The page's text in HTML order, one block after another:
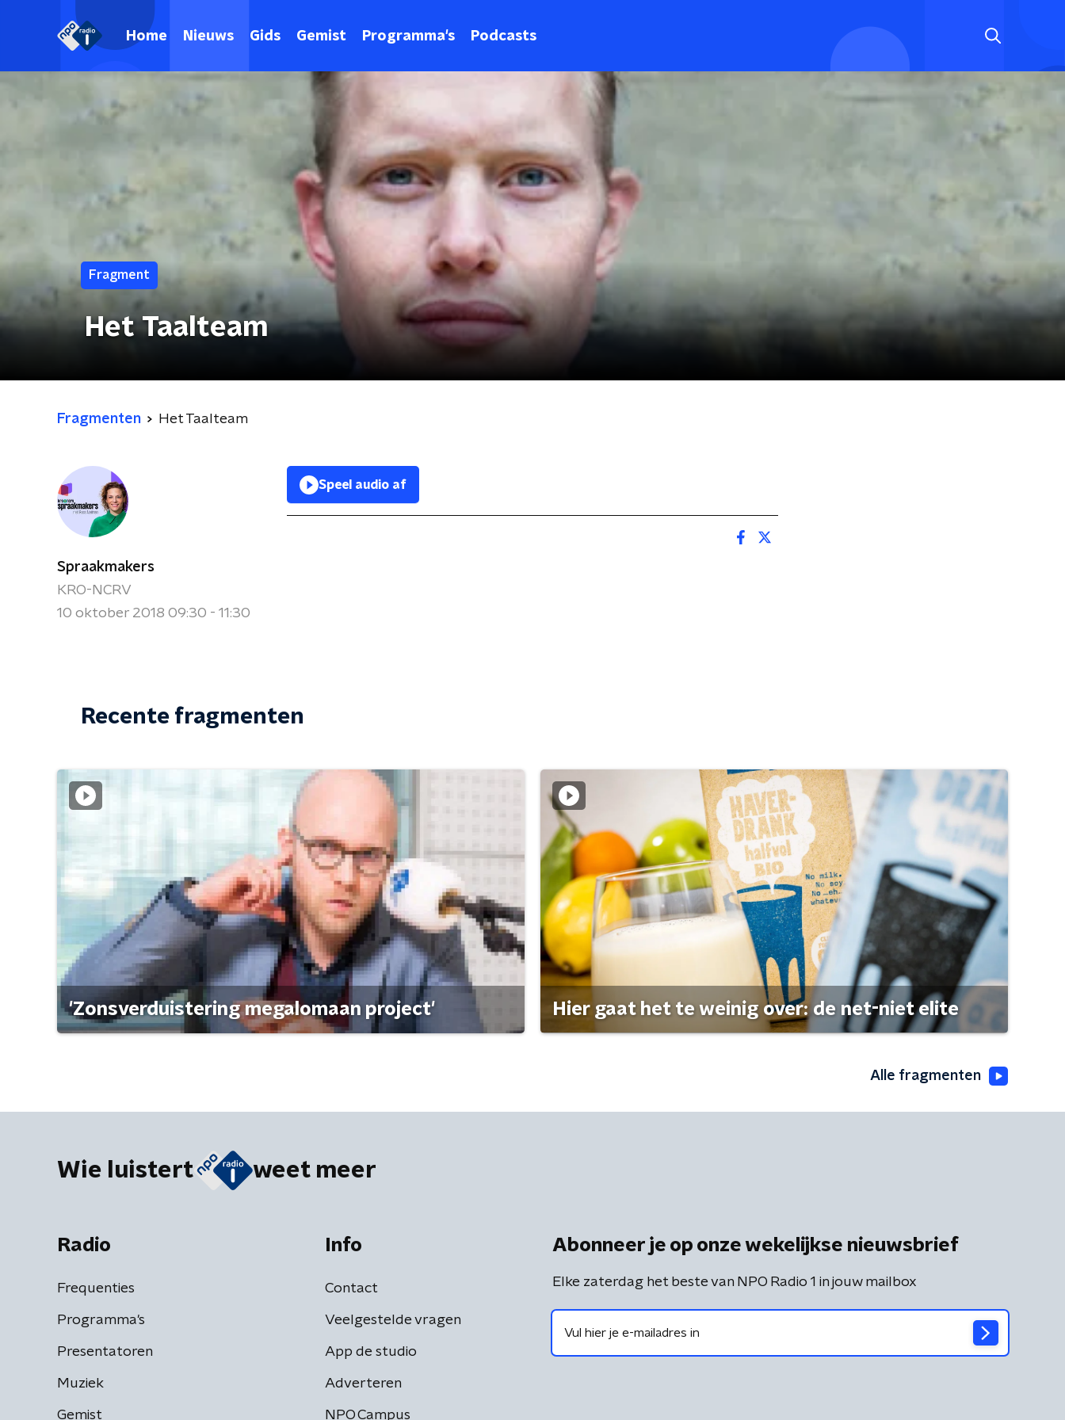
Home Nieuws Gids Gemist Programma's Podcasts
Fragment
Het Taalteam
Fragmenten Het Taalteam
Spraakmakers
KRO-NCRV
10 oktober 2018 09:30 - 11:30
Speel audio af
Recente fragmenten
'Zonsverduistering megalomaan project' Hier gaat het te weinig over: de net-niet elite
Alle fragmenten
Wie luistert weet meer
Radio
Frequenties
Programma's
Presentatoren
Muziek
Gemist
Info
Contact
Veelgestelde vragen
App de studio
Adverteren
NPO Campus
Abonneer je op onze wekelijkse nieuwsbrief
Elke zaterdag het beste van NPO Radio 1 in jouw mailbox